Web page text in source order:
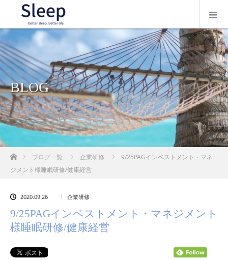
BLOG
ホームブログ一覧 企業研修
9/25PAGインベストメント・マネ
ジメント様睡眠研修/健康経営
2020.09.26 企業研修
9/25PAGインベストメント・マネジメント
様睡眠研修/健康経営